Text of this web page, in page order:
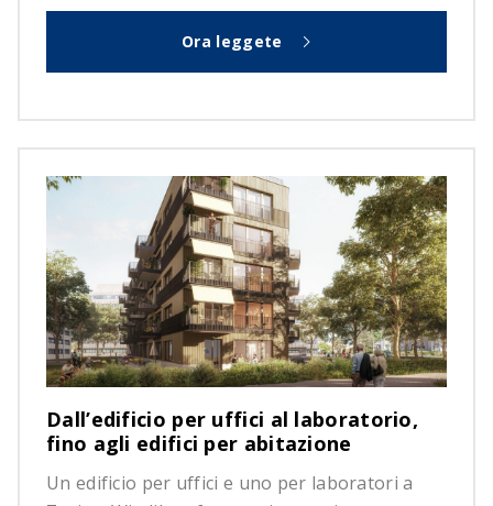
Ora leggete
Dall’edificio per uffici al laboratorio,
fino agli edifici per abitazione
Un edificio per uffici e uno per laboratori a